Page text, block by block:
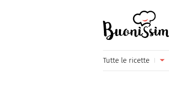
Tutte le ricette